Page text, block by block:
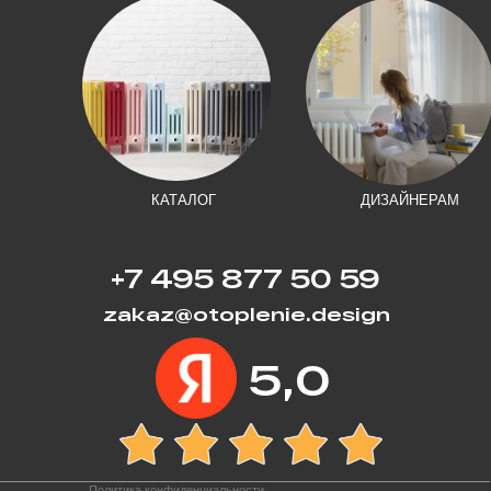
КАТАЛОГ ДИЗАЙНЕРАМ
+7 495 877 50 59
zakaz@otoplenie.design
5,0